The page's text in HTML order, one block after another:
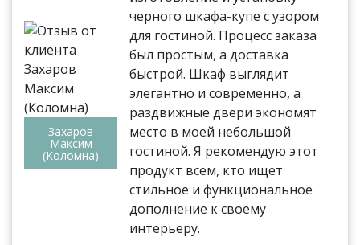
Захаров
Максим
(Коломна)
черного шкафа-купе с узором
для гостиной. Процесс заказа
был простым, а доставка
быстрой. Шкаф выглядит
элегантно и современно, а
раздвижные двери экономят
место в моей небольшой
гостиной. Я рекомендую этот
продукт всем, кто ищет
стильное и функциональное
дополнение к своему
интерьеру.